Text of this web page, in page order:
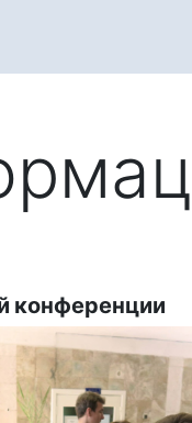
конференции